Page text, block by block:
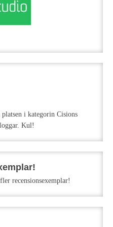
i kategorin Cisions
Kul!
recensionsexemplar!